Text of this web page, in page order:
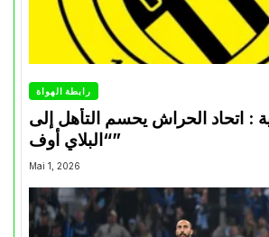
رابطة الهواة
: اتحاد الحراش يحسم التأهل إلى
“البلاي أوف”
Mai 1, 2026